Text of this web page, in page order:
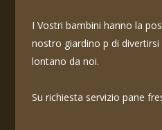
I Vostri bambini hanno la
nostro giardino p di
lontano da noi.
Su richiesta servizio pane